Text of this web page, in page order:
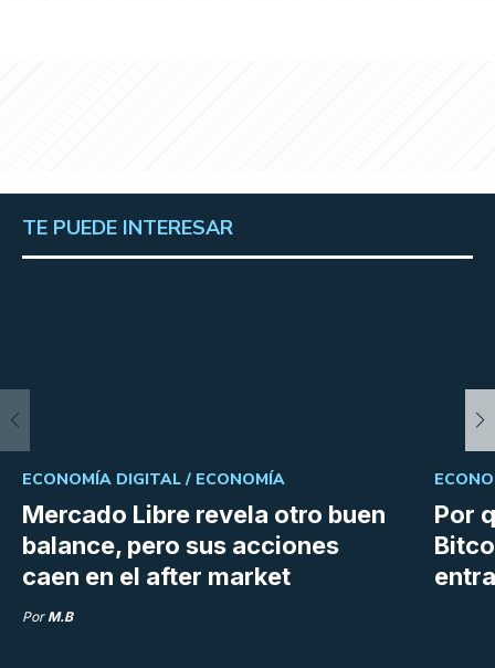
TE PUEDE INTERESAR
Mercado Libre revela otro buen
balance, pero sus acciones
caen en el after market
ECONOMÍA DIGITAL / ECONOMÍA
Por M.B
Por